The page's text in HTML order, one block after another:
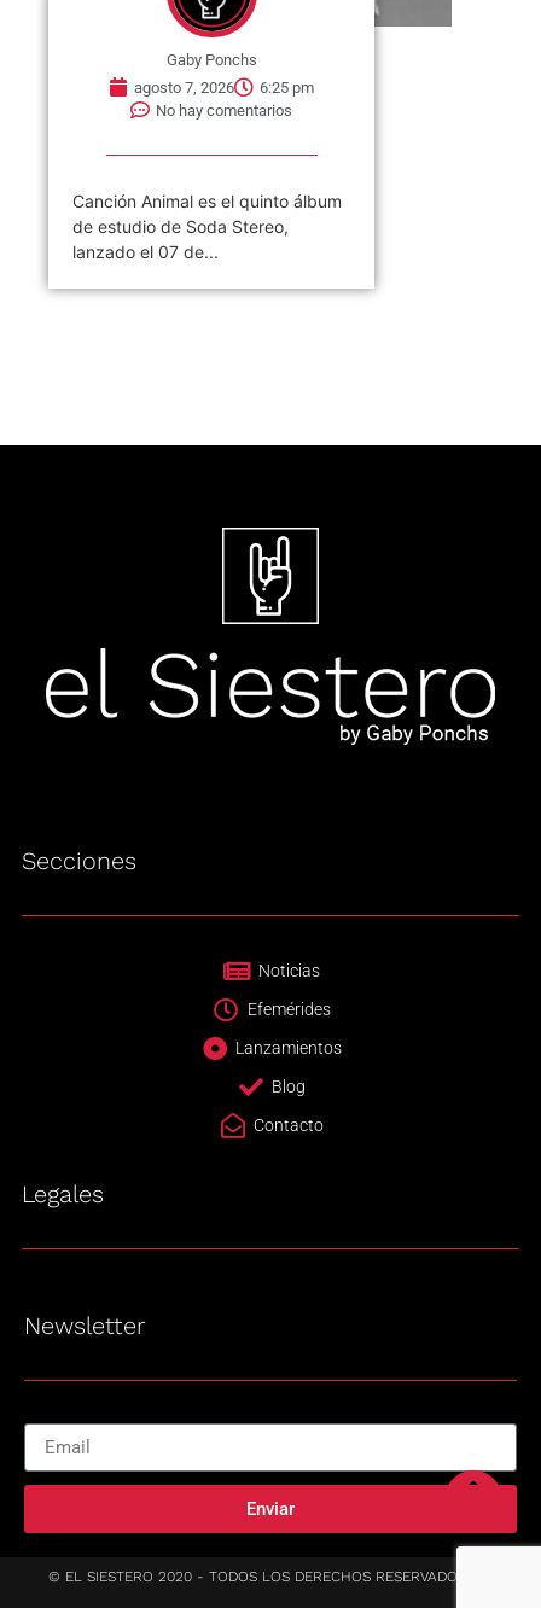
Gaby Ponchs
agosto 7, 2026
6:25 pm
No hay comentarios
Canción Animal es el quinto álbum
de estudio de Soda Stereo,
lanzado el 07 de...
Secciones
Noticias
Efemérides
Lanzamientos
Blog
Contacto
Legales
Newsletter
Enviar
© EL SIESTERO 2020 - TODOS LOS DERECHOS RESERVADOS